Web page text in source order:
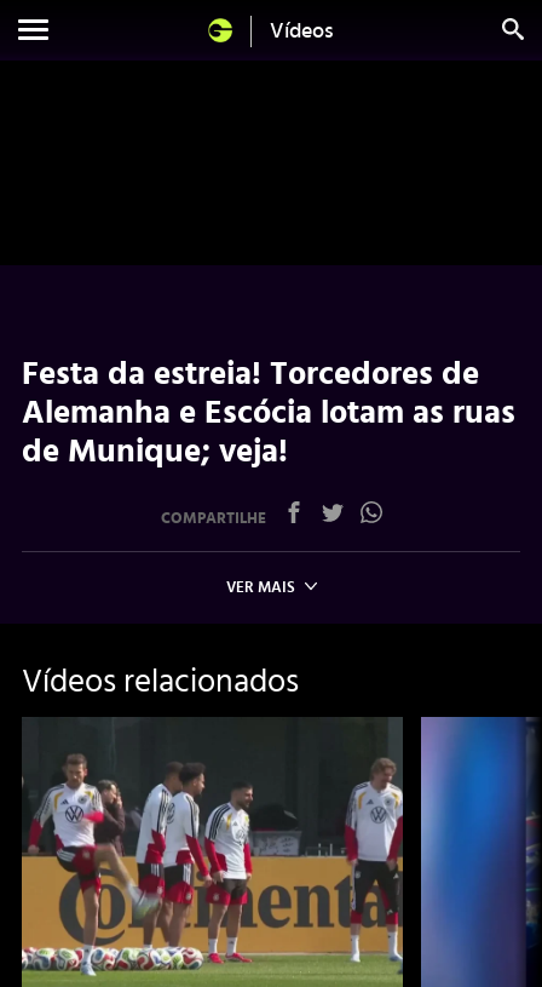
Vídeos
Festa da estreia! Torcedores de
Alemanha e Escócia lotam as ruas
de Munique; veja!
COMPARTILHE
VER MAIS
Vídeos relacionados